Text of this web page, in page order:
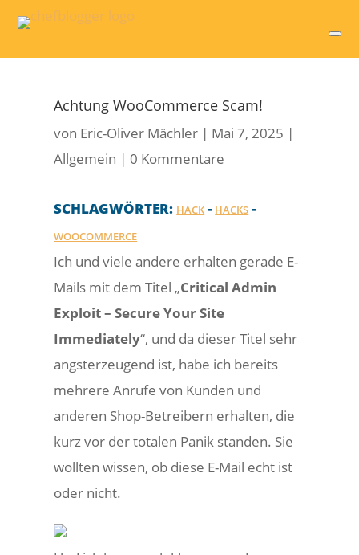
Achtung WooCommerce Scam!
von Eric-Oliver Mächler | Mai 7, 2025 |
Allgemein | 0 Kommentare
SCHLAGWÖRTER: HACK - HACKS -
WOOCOMMERCE
Ich und viele andere erhalten gerade E-
Mails mit dem Titel „Critical Admin
Exploit – Secure Your Site
Immediately“, und da dieser Titel sehr
angsterzeugend ist, habe ich bereits
mehrere Anrufe von Kunden und
anderen Shop-Betreibern erhalten, die
kurz vor der totalen Panik standen. Sie
wollten wissen, ob diese E-Mail echt ist
oder nicht.